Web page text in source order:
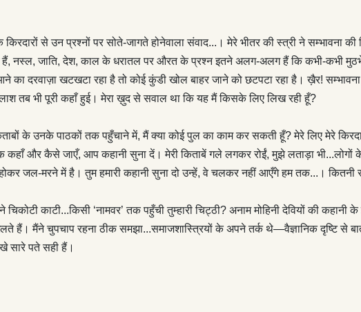
आम ज़िन्दगी के प्रश्नों के वाहक बने। लोगों ने मेरी चिट्ठी में पात्र खोजे, प्रश्नों से साक्षात्कार
किया, फिर कहा कि किताब तक कहाँ और कैसे जाएँ, आप कहानी सुना दें। मेरी किताबें गले
लगकर रोईं, मुझे लताड़ा भी...लोगों के पास हम तक आने का वक़्त नहीं बचा, ‘जिस्ट’ चाहिए...।
हमारा भविष्य तो लाइब्रेरियों में दब के दम घुटकर मरने या फिर ‘राइट ऑफ़’ होकर जल-मरने में
सुबके हैं। हाँ, तो सवाल था कि सही पते कौन से हैं, मेरे लेखक मित्रों ने चिकोटी काटी...किसी
‘नामवर’ तक पहुँची तुम्हारी चिट्ठी? अनाम मोहिनी देवियों की कहानी के इस्तरी-बिस्तरी विमर्श
बुद्धिजीवियों को क्या लेना-देना! आप समाज से सीधे बात करना चाहती हैं, आँकड़ों-वाँकड़ों का
—वैज्ञानिक दृष्टि से बात कीजिए। ये साहित्यिक भाषा, संवेदना, आत्मीयता...। अरे, तटस्थ
होकर सोचिए...! चिट्ठियों को सही पते की तलाश है...यूँ जानती हूँ, ऊपर लिखे सारे पते सही
से उन प्रश्नों पर सोते-जागते होनेवाला संवाद...। मेरे भीतर की स्त्री ने सम्भावना की
हैं, नस्ल, जाति, देश, काल के धरातल पर औरत के प्रश्न इतने अलग-अलग हैं कि कभी-कभी
का दरवाज़ा खटखटा रहा है तो कोई कुंडी खोल बाहर जाने को छटपटा रहा है। ख़ैर!
तब भी पूरी कहाँ हुई। मेरा ख़ुद से सवाल था कि यह मैं किसके लिए लिख रही हूँ?
उनके पाठकों तक पहुँचाने में, मैं क्या कोई पुल का काम कर सकती हूँ? मेरे लिए मेरे किरदार
कहाँ और कैसे जाएँ, आप कहानी सुना दें। मेरी किताबें गले लगकर रोईं, मुझे लताड़ा भी...लोगों
जल-मरने में है। तुम हमारी कहानी सुना दो उन्हें, वे चलकर नहीं आएँगे हम तक...।
काटी...किसी ‘नामवर’ तक पहुँची तुम्हारी चिट्ठी? अनाम मोहिनी देवियों की कहानी
हैं। मैंने चुपचाप रहना ठीक समझा...समाजशास्त्रियों के अपने तर्क थे—वैज्ञानिक दृष्टि से
सारे पते सही हैं।